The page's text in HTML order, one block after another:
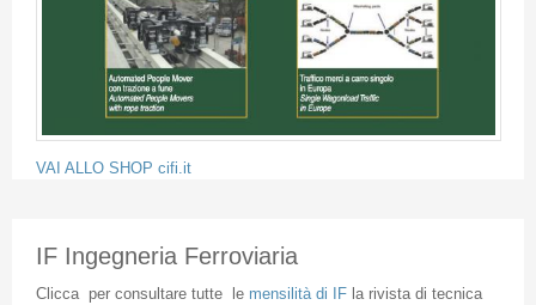
VAI ALLO SHOP cifi.it
IF Ingegneria Ferroviaria
Cliccaper consultare tuttele mensilità di IFla rivista di tecnica